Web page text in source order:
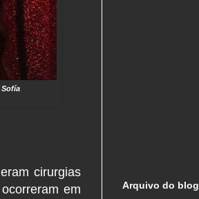
Sofía
cirurgias
em
Arquivo do blog